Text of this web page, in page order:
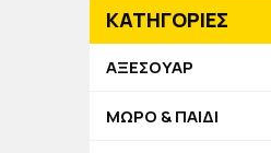
ΚΑΤΗΓΟΡΙΕΣ
ΑΞΕΣΟΥΑΡ
ΜΩΡΟ & ΠΑΙΔΙ